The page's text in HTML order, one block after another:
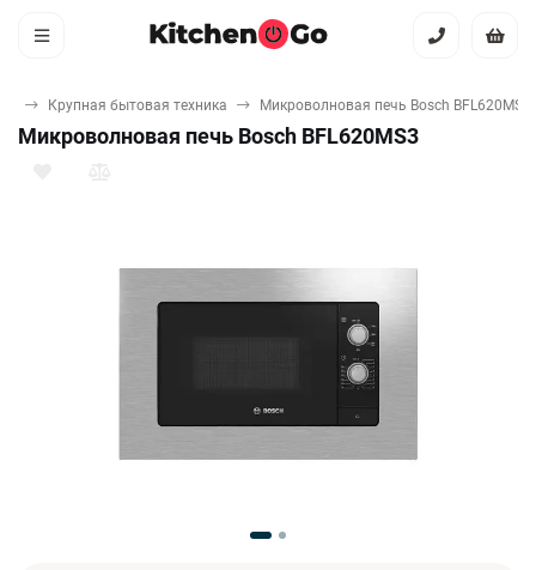
Крупная бытовая техника Микроволновая печь Bosch BFL620MS3
Микроволновая печь Bosch BFL620MS3